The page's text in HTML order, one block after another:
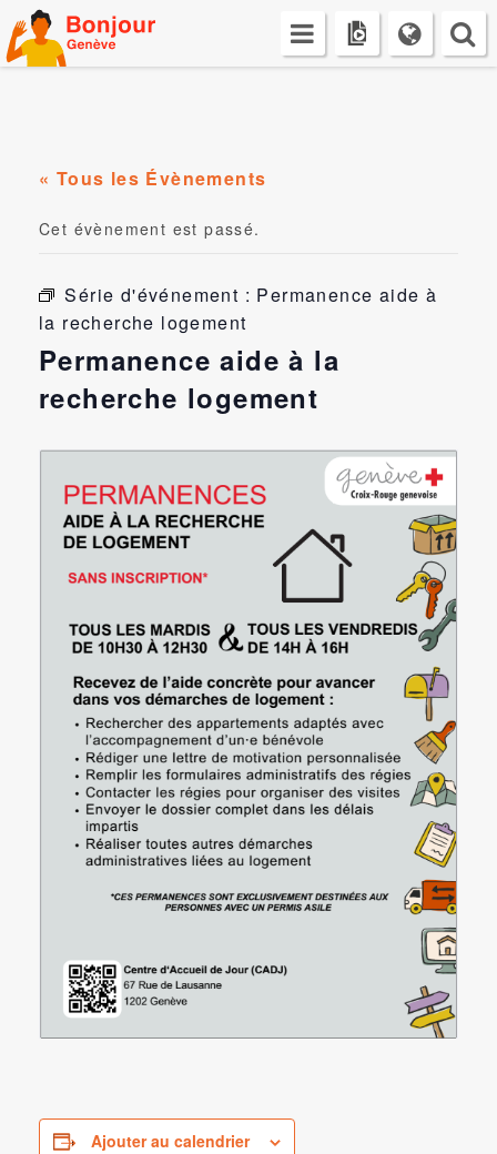
Skip
to
content
« Tous les Évènements
Cet évènement est passé.
Série d'événement : Permanence aide à
la recherche logement
Permanence aide à la
recherche logement
Ajouter au calendrier